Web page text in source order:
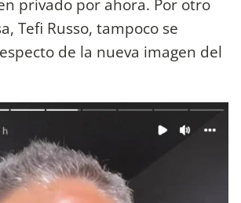
Tefi Russo, tampoco se
de la nueva imagen del